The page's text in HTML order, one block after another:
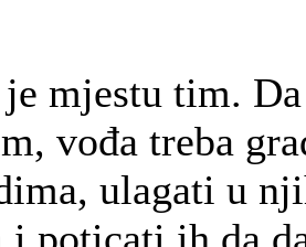
je mjestu tim.
vođa treba
ulagati u